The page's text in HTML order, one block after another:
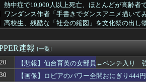
熱中症で10,000人以上死亡、ほとんどが高齢者
ワンダンス作者「手書きでダンスアニメ描い
高校生、残酷な「社会の縮図」を文化祭の出
ショートスリーパー堀大輔、高須幹弥にブチギ
パチンコ店の女店員さん、パンツが見えそうな
ヒコロヒー コンビニで割引おにぎりは〝絶対
スの数、20年ちょいで90％減少・・・・・
ワンピースの原作者、尾田栄一郎先生51歳「あ
速報 [一覧]
【悲報】仙台育英の女部員←ベンチ入り
【画像】ロピアのパワー全開おにぎり444